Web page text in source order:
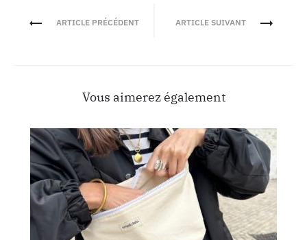
Navigation
ARTICLE PRÉCÉDENT ARTICLE SUIVANT
Vous aimerez également